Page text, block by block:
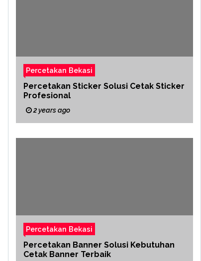
Percetakan Bekasi
Percetakan Sticker Solusi Cetak Sticker
Profesional
2 years ago
Percetakan Bekasi
Percetakan Banner Solusi Kebutuhan
Cetak Banner Terbaik